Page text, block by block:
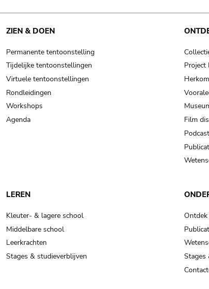
ZIEN & DOEN
Permanente tentoonstelling
Tijdelijke tentoonstellingen
Virtuele tentoonstellingen
Rondleidingen
Workshops
Agenda
Project
Film
LEREN
Kleuter- & lagere school
Middelbare school
Leerkrachten
Stages & studieverblijven
Stages